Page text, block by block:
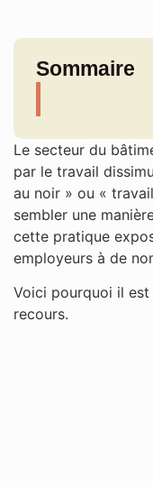
Sommaire
Le secteur du
par le travail
au noir » ou «
sembler une
cette pratique
employeurs à de
Voici pourquoi il est
recours.